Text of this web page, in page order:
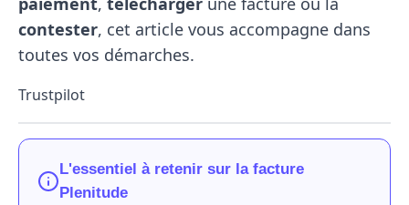
contester, cet article vous accompagne dans
toutes vos démarches.
Trustpilot
L'essentiel à retenir sur la facture
Plenitude